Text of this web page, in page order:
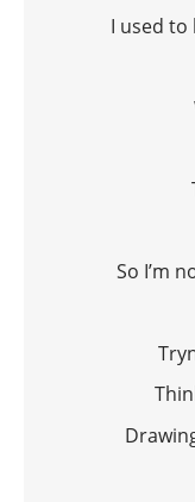
I used to
So I’m